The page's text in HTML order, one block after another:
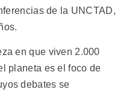
de la UNCTAD,
en que viven 2.000
planeta es el foco de
debates se